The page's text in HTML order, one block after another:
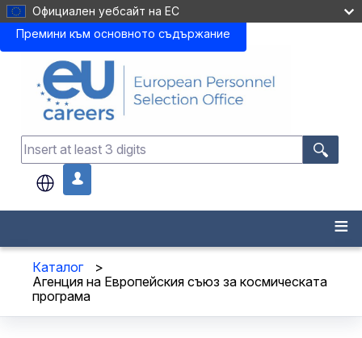
Премини към основното съдържание
Официален уебсайт на ЕС
.
Каталог
>
Агенция на Европейския съюз за космическата
програма